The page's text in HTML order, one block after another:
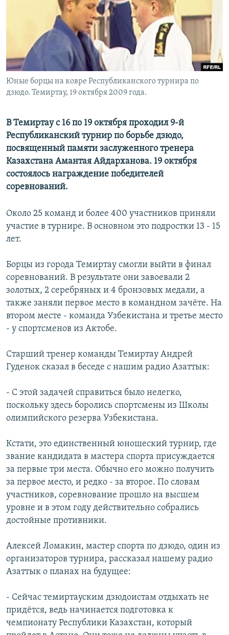
Юные борцы на ковре Республиканского турнира по
дзюдо. Темиртау, 19 октября 2009 года.
В Темиртау с 16 по 19 октября проходил 9-й
Республиканский турнир по борьбе дзюдо,
посвященный памяти заслуженного тренера
Казахстана Амантая Айдарханова. 19 октября
состоялось награждение победителей
соревнований.
Около 25 команд и более 400 участников приняли
участие в турнире. В основном это подростки 13 - 15
лет.
Борцы из города Темиртау смогли выйти в финал
соревнований. В результате они завоевали 2
золотых, 2 серебряных и 4 бронзовых медали, а
также заняли первое место в командном зачёте. На
втором месте - команда Узбекистана и третье место
- у спортсменов из Актобе.
Старший тренер команды Темиртау Андрей
Гуденок сказал в беседе с нашим радио Азаттык:
- С этой задачей справиться было нелегко,
поскольку здесь боролись спортсмены из Школы
олимпийского резерва Узбекистана.
Кстати, это единственный юношеский турнир, где
звание кандидата в мастера спорта присуждается
за первые три места. Обычно его можно получить
за первое место, и редко - за второе. По словам
участников, соревнование прошло на высшем
уровне и в этом году действительно собрались
достойные противники.
Алексей Ломакин, мастер спорта по дзюдо, один из
организаторов турнира, рассказал нашему радио
Азаттык о планах на будущее:
- Сейчас темиртауским дзюдоистам отдыхать не
придётся, ведь начинается подготовка к
чемпионату Республики Казахстан, который